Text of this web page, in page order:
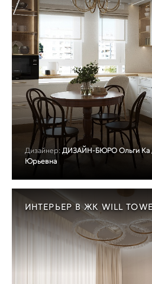
Дизайнер: ДИЗАЙН-БЮРО Ольги Ка /
Юрьевна
ИНТЕРЬЕР В ЖК WILL